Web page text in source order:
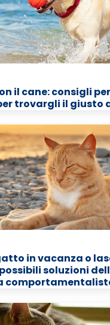
il cane: consigli
trovargli il giusto
in vacanza o
possibili soluzioni